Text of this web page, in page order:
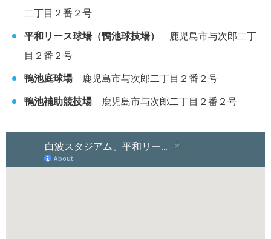
二丁目２番２号
平和リース球場（鴨池球技場）
鹿児島市与次郎二丁
目２番２号
鴨池庭球場鹿児島市与次郎二丁目２番２号
鴨池補助競技場鹿児島市与次郎二丁目２番２号